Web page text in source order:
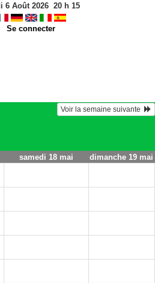
6 Août 2026 20h 15
Se connecter
Voir la semaine suivante
samedi 18 mai
dimanche 19 mai